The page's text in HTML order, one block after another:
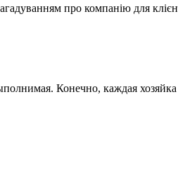
про компанію для
Конечно, каждая